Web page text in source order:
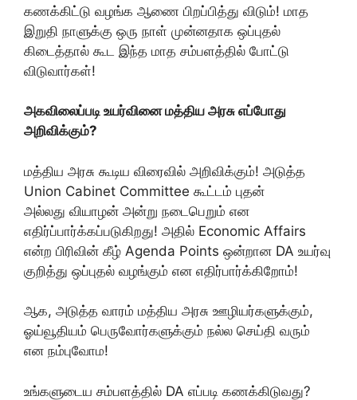
கணக்கிட்டு வழங்க ஆணை பிறப்பித்து விடும்! மாத
இறுதி நாளுக்கு ஒரு நாள் முன்னதாக ஒப்புதல்
கிடைத்தால் கூட இந்த மாத சம்பளத்தில் போட்டு
விடுவார்கள்!
அகவிலைப்படி உயர்வினை மத்திய அரசு எப்போது
அறிவிக்கும்?
மத்திய அரசு கூடிய விரைவில் அறிவிக்கும்! அடுத்த
Union Cabinet Committee கூட்டம் புதன்
அல்லது வியாழன் அன்று நடைபெறும் என
எதிர்ப்பார்க்கப்படுகிறது! அதில் Economic Affairs
என்ற பிரிவின் கீழ் Agenda Points ஒன்றான DA உயர்வு
குறித்து ஒப்புதல் வழங்கும் என எதிர்பார்க்கிறோம்!
ஆக, அடுத்த வாரம் மத்திய அரசு ஊழியர்களுக்கும்,
ஓய்வூதியம் பெருவோர்களுக்கும் நல்ல செய்தி வரும்
என நம்புவோம!
உங்களுடைய சம்பளத்தில் DA எப்படி கணக்கிடுவது?